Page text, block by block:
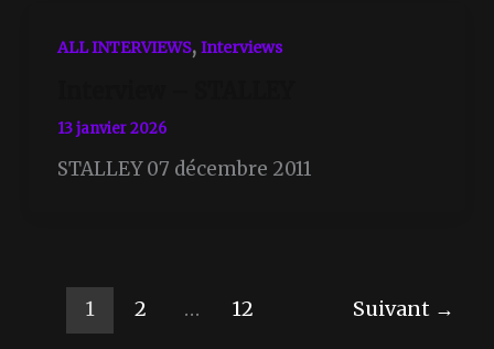
ALL INTERVIEWS, Interviews
13 janvier 2026
STALLEY 07 décembre 2011
1 2 … 12 Suivant →